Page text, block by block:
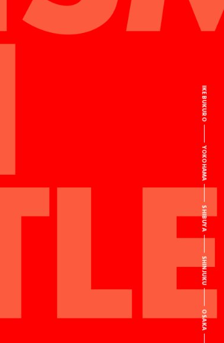
IKEBUKURO
YOKOHAMA
SHIBUYA
SHINJUKU
OSAKA